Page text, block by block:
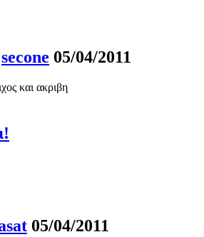
secone 05/04/2011
και ακριβη
05/04/2011